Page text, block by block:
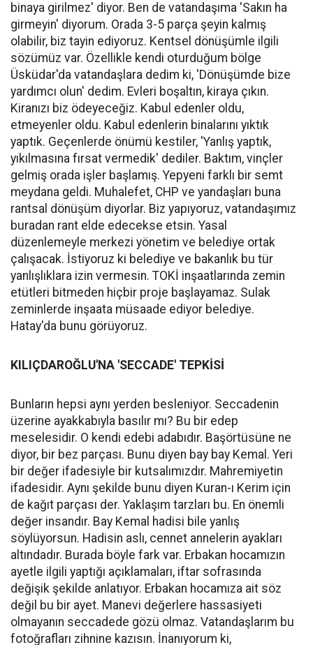
binaya girilmez' diyor. Ben de vatandaşıma 'Sakın ha
girmeyin' diyorum. Orada 3-5 parça şeyin kalmış
olabilir, biz tayin ediyoruz. Kentsel dönüşümle ilgili
sözümüz var. Özellikle kendi oturduğum bölge
Üsküdar'da vatandaşlara dedim ki, 'Dönüşümde bize
yardımcı olun' dedim. Evleri boşaltın, kiraya çıkın.
Kiranızı biz ödeyeceğiz. Kabul edenler oldu,
etmeyenler oldu. Kabul edenlerin binalarını yıktık
yaptık. Geçenlerde önümü kestiler, 'Yanlış yaptık,
yıkılmasına fırsat vermedik' dediler. Baktım, vinçler
gelmiş orada işler başlamış. Yepyeni farklı bir semt
meydana geldi. Muhalefet, CHP ve yandaşları buna
rantsal dönüşüm diyorlar. Biz yapıyoruz, vatandaşımız
buradan rant elde edecekse etsin. Yasal
düzenlemeyle merkezi yönetim ve belediye ortak
çalışacak. İstiyoruz ki belediye ve bakanlık bu tür
yanlışlıklara izin vermesin. TOKİ inşaatlarında zemin
etütleri bitmeden hiçbir proje başlayamaz. Sulak
zeminlerde inşaata müsaade ediyor belediye.
Hatay'da bunu görüyoruz.
KILIÇDAROĞLU'NA 'SECCADE' TEPKİSİ
Bunların hepsi aynı yerden besleniyor. Seccadenin
üzerine ayakkabıyla basılır mı? Bu bir edep
meselesidir. O kendi edebi adabıdır. Başörtüsüne ne
diyor, bir bez parçası. Bunu diyen bay bay Kemal. Yeri
bir değer ifadesiyle bir kutsalımızdır. Mahremiyetin
ifadesidir. Aynı şekilde bunu diyen Kuran-ı Kerim için
de kağıt parçası der. Yaklaşım tarzları bu. En önemli
değer insandır. Bay Kemal hadisi bile yanlış
söylüyorsun. Hadisin aslı, cennet annelerin ayakları
altındadır. Burada böyle fark var. Erbakan hocamızın
ayetle ilgili yaptığı açıklamaları, iftar sofrasında
değişik şekilde anlatıyor. Erbakan hocamıza ait söz
değil bu bir ayet. Manevi değerlere hassasiyeti
olmayanın seccadede gözü olmaz. Vatandaşlarım bu
fotoğrafları zihnine kazısın. İnanıyorum ki,